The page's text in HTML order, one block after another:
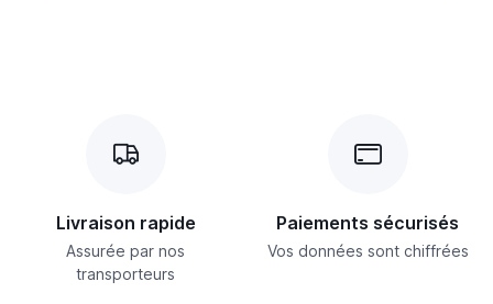
Livraison rapide
Assurée par nos
transporteurs
Paiements sécurisés
Vos données sont chiffrées